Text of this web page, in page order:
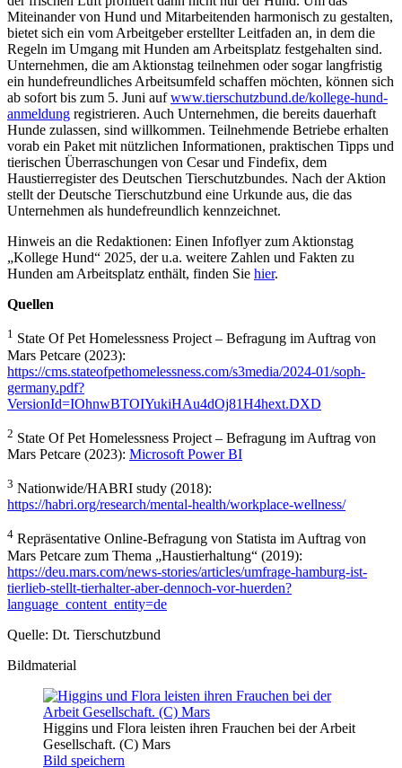
Miteinander von Hund und Mitarbeitenden harmonisch zu gestalten,
bietet sich ein vom Arbeitgeber erstellter Leitfaden an, in dem die
Regeln im Umgang mit Hunden am Arbeitsplatz festgehalten sind.
Unternehmen, die am Aktionstag teilnehmen oder sogar langfristig
ein hundefreundliches Arbeitsumfeld schaffen möchten, können sich
ab sofort bis zum 5. Juni aufwww.tierschutzbund.de/kollege-hund-
anmeldung registrieren. Auch Unternehmen, die bereits dauerhaft
Hunde zulassen, sind willkommen. Teilnehmende Betriebe erhalten
vorab ein Paket mit nützlichen Informationen, praktischen Tipps und
tierischen Überraschungen von Cesar und Findefix, dem
Haustierregister des Deutschen Tierschutzbundes. Nach der Aktion
stellt der Deutsche Tierschutzbund eine Urkunde aus, die das
Unternehmen als hundefreundlich kennzeichnet.
Hinweis an die Redaktionen: Einen Infoflyer zum Aktionstag
„Kollege Hund“ 2025, der u.a. weitere Zahlen und Fakten zu
Hunden am Arbeitsplatz enthält, finden Sie hier.
Quellen
1 State Of Pet Homelessness Project – Befragung im Auftrag von
Mars Petcare (2023):
https://cms.stateofpethomelessness.com/s3media/2024-01/soph-
germany.pdf?
VersionId=IOhnwBTOIYukiHAu4dOj81H4hext.DXD
2 State Of Pet Homelessness Project – Befragung im Auftrag von
Mars Petcare (2023): Microsoft Power BI
3 Nationwide/HABRI study (2018):
https://habri.org/research/mental-health/workplace-wellness/
4 Repräsentative Online-Befragung von Statista im Auftrag von
Mars Petcare zum Thema „Haustierhaltung“ (2019):
https://deu.mars.com/news-stories/articles/umfrage-hamburg-ist-
tierlieb-stellt-tierhalter-aber-dennoch-vor-huerden?
language_content_entity=de
Quelle: Dt. Tierschutzbund
Bildmaterial
Higgins und Flora leisten ihren Frauchen bei der Arbeit
Gesellschaft. (C) Mars
Bild speichern